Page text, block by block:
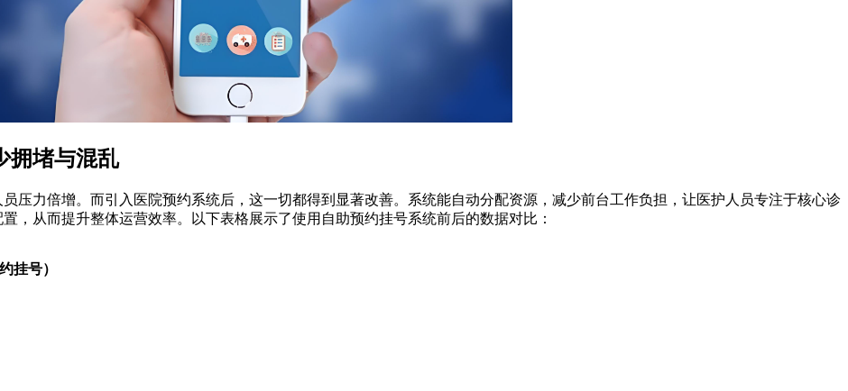
拥堵与混乱
压力倍增。而引入医院预约系统后，这一切都得到显著改善。系统能自动分配资源，减少前台工作负担，让医护人员专注于核心诊
，从而提升整体运营效率。以下表格展示了使用自助预约挂号系统前后的数据对比：
挂号）